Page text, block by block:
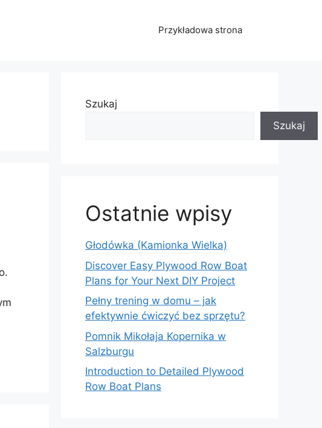
Przykładowa strona
Szukaj
Szukaj
Ostatnie wpisy
Głodówka (Kamionka Wielka)
Discover Easy Plywood Row Boat
Plans for Your Next DIY Project
Pełny trening w domu – jak
efektywnie ćwiczyć bez sprzętu?
Pomnik Mikołaja Kopernika w
Salzburgu
Introduction to Detailed Plywood
Row Boat Plans